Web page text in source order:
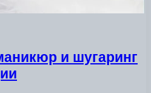
и шугаринг